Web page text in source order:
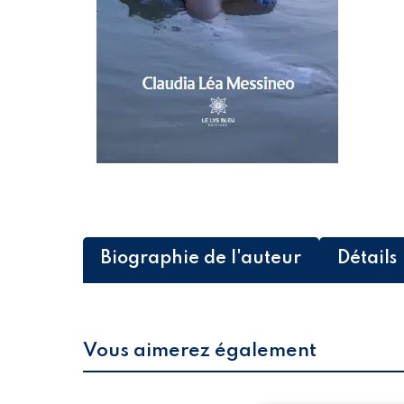
Biographie de l'auteur Détails
Vous aimerez également